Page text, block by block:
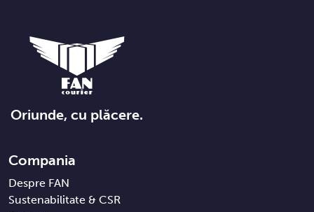
Oriunde, cu plăcere.
Compania
Despre FAN
Sustenabilitate & CSR